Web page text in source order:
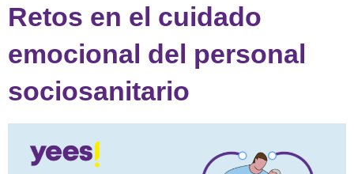
Retos en el cuidado
emocional del personal
sociosanitario